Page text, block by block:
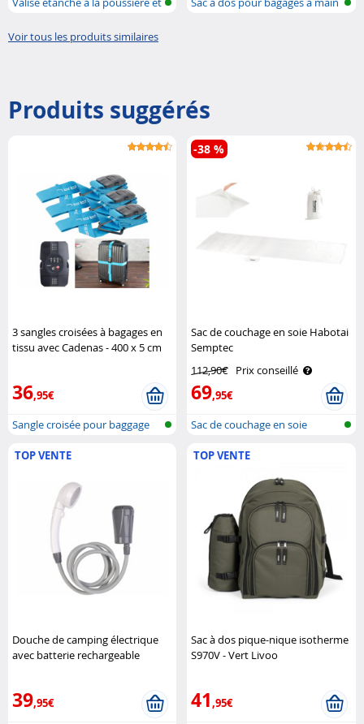
Voir tous les produits similaires
Produits suggérés
3 sangles croisées à bagages en
tissu avec Cadenas - 400 x 5 cm
36,95€
Sangle croisée pour baggage
Sac de couchage en soie Habotai
Semptec
112,90€ Prix conseillé
69,95€
-38 %
Sac de couchage en soie
TOP VENTE
Douche de camping électrique
avec batterie rechargeable
39,95€
TOP VENTE
Sac à dos pique-nique isotherme
S970V - Vert Livoo
41,95€